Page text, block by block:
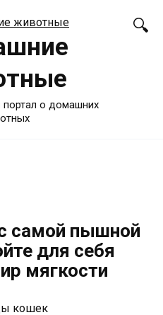
о домашних
самой пышной
для себя
мягкости